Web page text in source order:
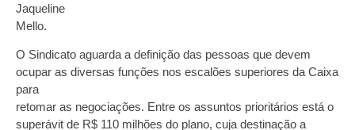
Jaqueline
Mello.
O Sindicato aguarda a definição das pessoas que devem
ocupar as diversas funções nos escalões superiores da Caixa
para
retomar as negociações. Entre os assuntos prioritários está o
superávit de R$ 110 milhões do plano, cuja destinação a